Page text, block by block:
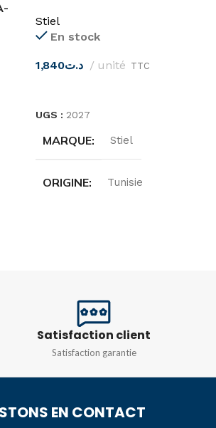
Stiel
En stock
د.ت1,840 unité TTC
UGS : 2027
MARQUE Stiel
ORIGINE Tunisie
Monophasé 230v
COULEUR
Satisfaction client
Satisfaction garantie
EN CONTACT